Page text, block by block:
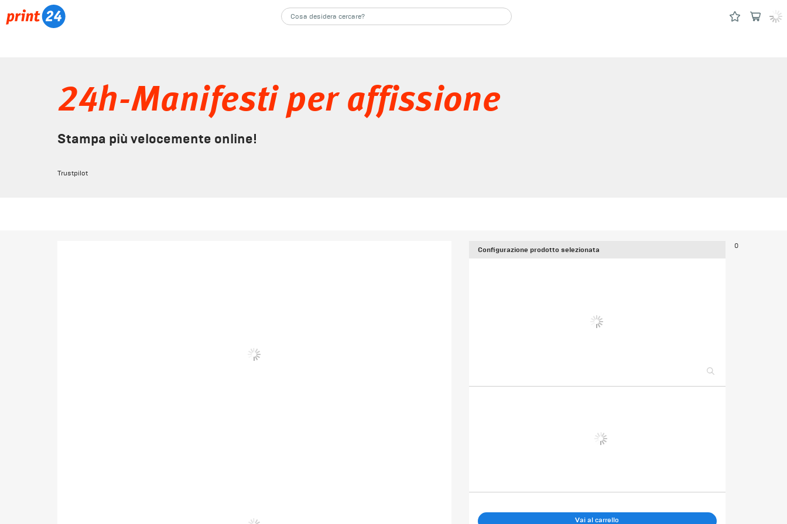
24h-Manifesti per affissione
Stampa più velocemente online!
Trustpilot
Configurazione prodotto selezionata
Vai al carrello
0